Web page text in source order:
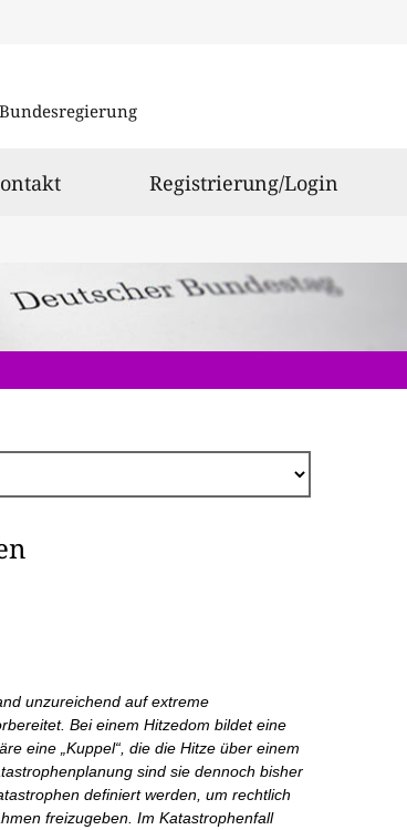
Registrierung/Login
unzureichend auf extreme
Bei einem Hitzedom bildet eine
eine „Kuppel“, die die Hitze über einem
sind sie dennoch bisher
definiert werden, um rechtlich
freizugeben. Im Katastrophenfall